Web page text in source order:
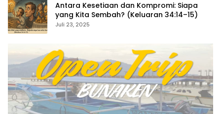
Antara Kesetiaan dan Kompromi: Siapa
yang Kita Sembah? (Keluaran 34:14–15)
Juli 23, 2025